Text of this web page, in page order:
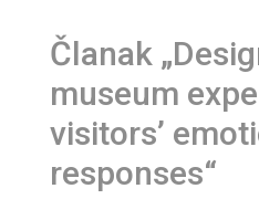
Članak
museum
visitors’
responses“